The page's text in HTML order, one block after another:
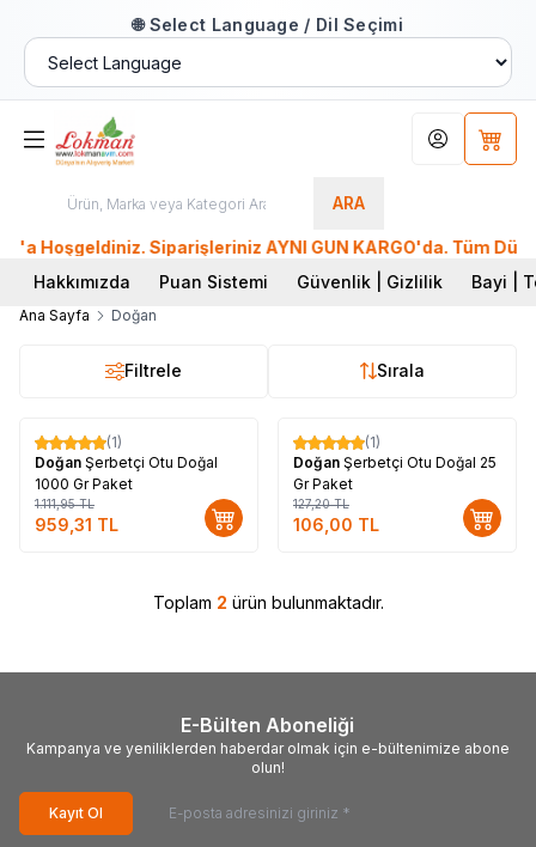
🌐 Select Language / Dil Seçimi
ARA
Hesabım
Hoşgeldiniz. Siparişleriniz AYNI GÜN KARGO'da. Tüm
Hakkımızda
Puan Sistemi Güvenlik | Gizlilik Bayi |
Ana Sayfa Doğan
Filtrele Sırala
%14
(1)
Doğan Şerbetçi Otu Doğal
1000 Gr Paket
1.111,95TL
959,31 TL
%17
(1)
Doğan Şerbetçi Otu Doğal 25
Gr Paket
127,20TL
106,00 TL
Toplam 2 ürün bulunmaktadır.
E-Bülten Aboneliği
Kampanya ve yeniliklerden haberdar olmak için e-bültenimize abone
olun!
Kayıt Ol